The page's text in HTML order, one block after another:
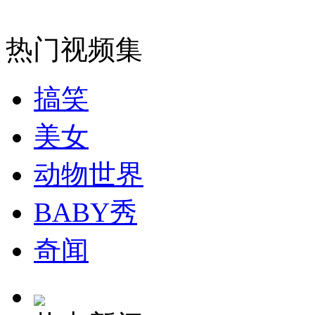
司机酒驾遇交警 急速倒车逃窜
热门视频集
搞笑
美女
动物世界
BABY秀
奇闻